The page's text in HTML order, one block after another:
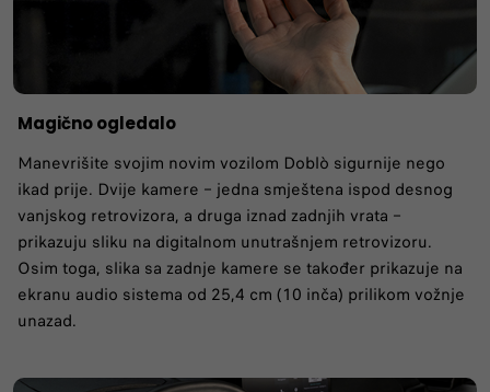
Magično ogledalo
Manevrišite svojim novim vozilom Doblò sigurnije nego
ikad prije. Dvije kamere – jedna smještena ispod desnog
vanjskog retrovizora, a druga iznad zadnjih vrata –
prikazuju sliku na digitalnom unutrašnjem retrovizoru.
Osim toga, slika sa zadnje kamere se također prikazuje na
ekranu audio sistema od 25,4 cm (10 inča) prilikom vožnje
unazad.